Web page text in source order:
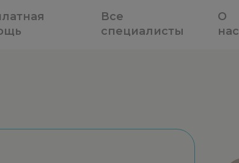
Все
специалисты
О
нас